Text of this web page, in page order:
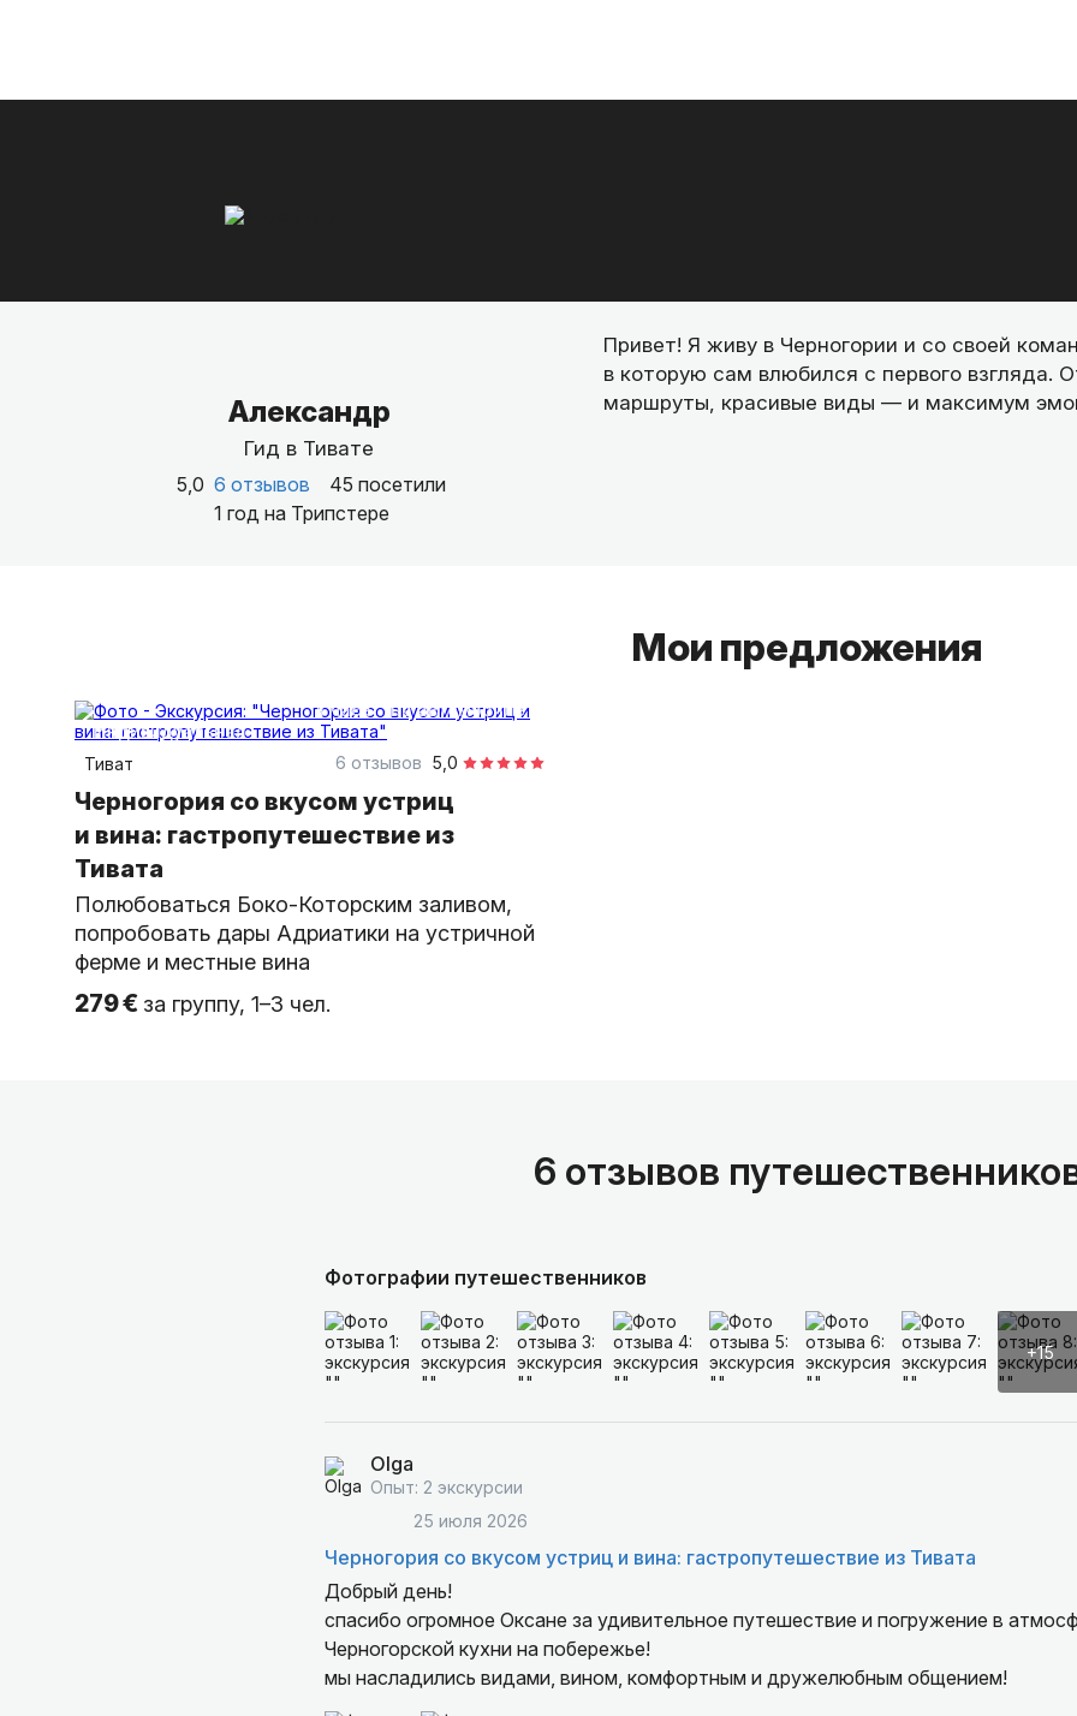
Александр
Гид в Тивате
5,0 6 отзывов
45 посетили
1 год на Трипстере
Привет! Я живу в Черногории и со своей
в которую сам влюбился с первого взгляда.
маршруты, красивые виды — и максимум
Мои предложения
4 часа
на автомобиле
индивидуальная
Тиват
5,0
6 отзывов
Черногория со вкусом устриц
и вина: гастропутешествие из
Тивата
Полюбоваться Боко-Которским заливом,
попробовать дары Адриатики на устричной
ферме и местные вина
279 € за группу, 1–3 чел.
6 отзывов
Фотографии путешественников
+15
Olga
Опыт: 2 экскурсии
25 июля 2026
Черногория со вкусом устриц и вина: гастропутешествие из Тивата
Добрый день!
спасибо огромное Оксане за удивительное путешествие и погружение в
Черногорской кухни на побережье!
мы насладились видами, вином, комфортным и дружелюбным общением!